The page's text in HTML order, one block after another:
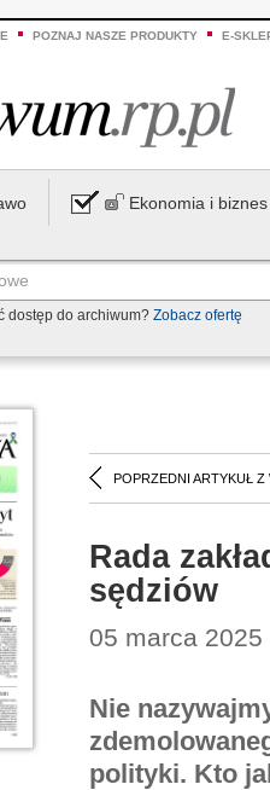
POZNAJ NASZE PRODUKTY E-
Ekonomia i biznes
dostęp do archiwum? Zobacz ofertę
POPRZEDNI ARTYKUŁ Z
Rada
sędziów
05 marca
Nie
polityki. Kto